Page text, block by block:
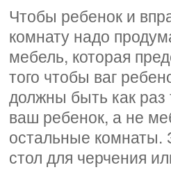
Чтобы ребенок и
комнату надо
мебель, которая
того чтобы ваг
должны быть как раз
ваш ребенок, а не
остальные комнаты.
стол для черчения